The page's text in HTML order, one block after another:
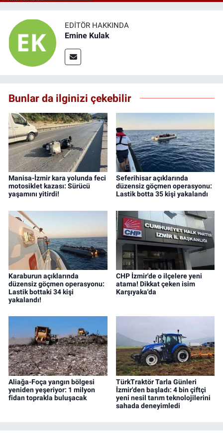
EDITÖR HAKKINDA
Emine Kulak
Bunlar da ilginizi çekebilir
Manisa-İzmir kara yolunda feci
motosiklet kazası: Sürücü
yaşamını yitirdi!
Seferihisar açıklarında
düzensiz göçmen operasyonu:
Lastik botta 35 kişi yakalandı
Karaburun açıklarında
düzensiz göçmen operasyonu:
Lastik bottaki 34 kişi
yakalandı!
CHP İzmir'de o ilçelere yeni
atama! Dikkat çeken isim
Karşıyaka'da
Aliağa-Foça yangın bölgesi
yeniden yeşeriyor: 1 milyon
fidan toprakla buluşacak
TürkTraktör Tarla Günleri
İzmir'den başladı: 4 bin çiftçi
yeni nesil tarım teknolojilerini
sahada deneyimledi